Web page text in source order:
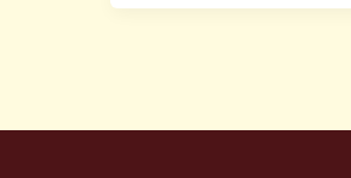
9
2024